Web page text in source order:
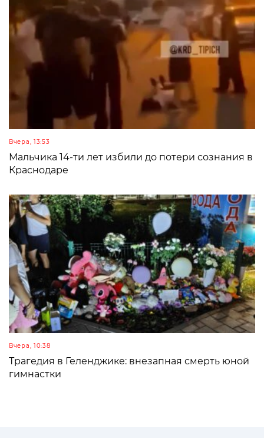
Вчера, 13:53
Мальчика 14-ти лет избили до потери сознания в
Краснодаре
Вчера, 10:38
Трагедия в Геленджике: внезапная смерть юной
гимнастки